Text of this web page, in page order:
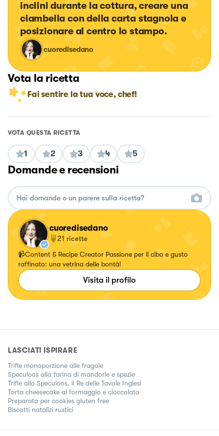
inclini durante la cottura, creare una
ciambella con della carta stagnola e
posizionare al centro lo stampo.
cuoredisedano
Vota la ricetta
Fai sentire la tua voce, chef!
VOTA QUESTA RICETTA
1 2 3 4 5
Domande e recensioni
cuoredisedano
21 ricette
📹Content & Recipe Creator Passione per il cibo e gusto
raffinato: una vetrina delle bontà!
Visita il profilo
LASCIATI ISPIRARE
Trifle monoporzione alle fragole
Speculoos alla farina di mandorle e spezie
Trifle allo Speculoos, il Re delle Tavole Inglesi
Torta cheesecake al formaggio e cioccolato
Preparato per cookies gluten free
Biscotti natalizi rustici